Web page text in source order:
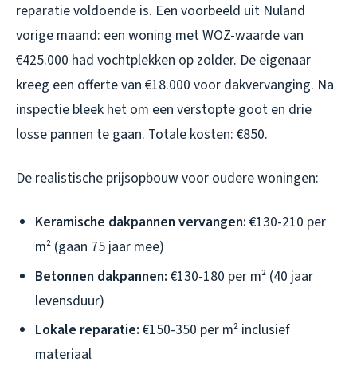
reparatie voldoende is. Een voorbeeld uit Nuland
vorige maand: een woning met WOZ-waarde van
€425.000 had vochtplekken op zolder. De eigenaar
kreeg een offerte van €18.000 voor dakvervanging. Na
inspectie bleek het om een verstopte goot en drie
losse pannen te gaan. Totale kosten: €850.
De realistische prijsopbouw voor oudere woningen:
Keramische dakpannen vervangen: €130-210 per
m² (gaan 75 jaar mee)
Betonnen dakpannen: €130-180 per m² (40 jaar
levensduur)
Lokale reparatie: €150-350 per m² inclusief
materiaal